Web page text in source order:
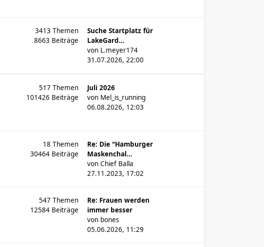
3413Themen
8663 Beiträge
Suche Startplatz für
LakeGard…
von L.meyer174
31.07.2026, 22:00
517Themen
101426 Beiträge
Juli 2026
von Mel_is_running
06.08.2026, 12:03
18Themen
30464 Beiträge
Re: Die "Hamburger
Maskenchal…
vonChief Balla
27.11.2023, 17:02
547Themen
12584 Beiträge
Re: Frauen werden
immer besser
von bones
05.06.2026, 11:29